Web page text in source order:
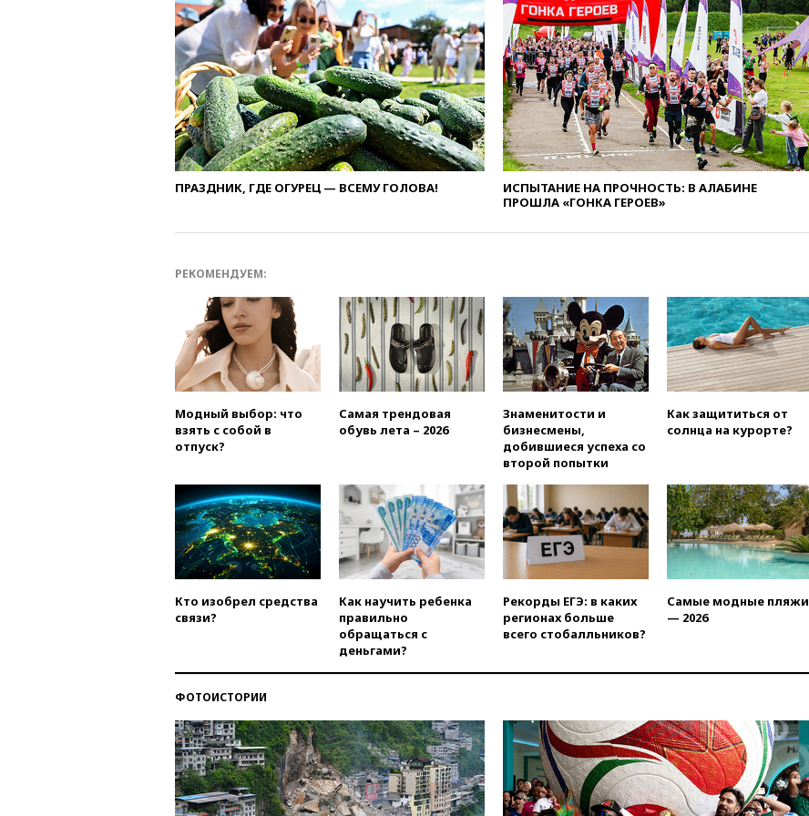
Европы в прыжках с 10-
метровой вышки
вчера, 21:10
РФ не получала
обращений о прекращении
концессии строительства ж/д
в Армении
вчера, 21:00В России вновь
обсуждают эксперимент по
онлайн-продаже алкоголя
вчера, 20:45Матвиенко:
россиянам могут
беспилотник над Россией
вчера, 20:27Ямпольская
призвала оптимизировать
олимпиады для поступления в
вузы
вчера, 20:15 Минтранс
предложил оплачивать
защиту дорог от БПЛА из
вчера, 20:00Зеленский 8
августа посетит Сербию с
официальным визитом
вчера, 19:58В Госдуму будет
внесен законопроект об
отмене ЕГЭ
вчера, 19:50Аэропорты Сочи и
Ярославля приостановили
работу
вчера, 19:35WP: Трамп
Вэнса на выборах 2028 года
вчера, 19:20Число ломбардов
в РФ превысило максимум
2022 года
вчера, 19:15Жуковский и
ПРАЗДНИК, ГДЕ ОГУРЕЦ — ВСЕМУ ГОЛОВА!
ИСПЫТАНИЕ НА ПРОЧНОСТЬ: В АЛАБИНЕ
ПРОШЛА «ГОНКА ГЕРОЕВ»
РЕКОМЕНДУЕМ:
Модный выбор: что
взять с собой в
отпуск?
Самая трендовая
обувь лета – 2026
Знаменитости и
бизнесмены,
добившиеся успеха со
второй попытки
Как защититься от
солнца на курорте?
Кто изобрел средства
связи?
Как научить ребенка
правильно
обращаться с
деньгами?
Рекорды ЕГЭ: в каких
регионах больше
всего стобалльников?
Самые модные пляжи
— 2026
ФОТОИСТОРИИ